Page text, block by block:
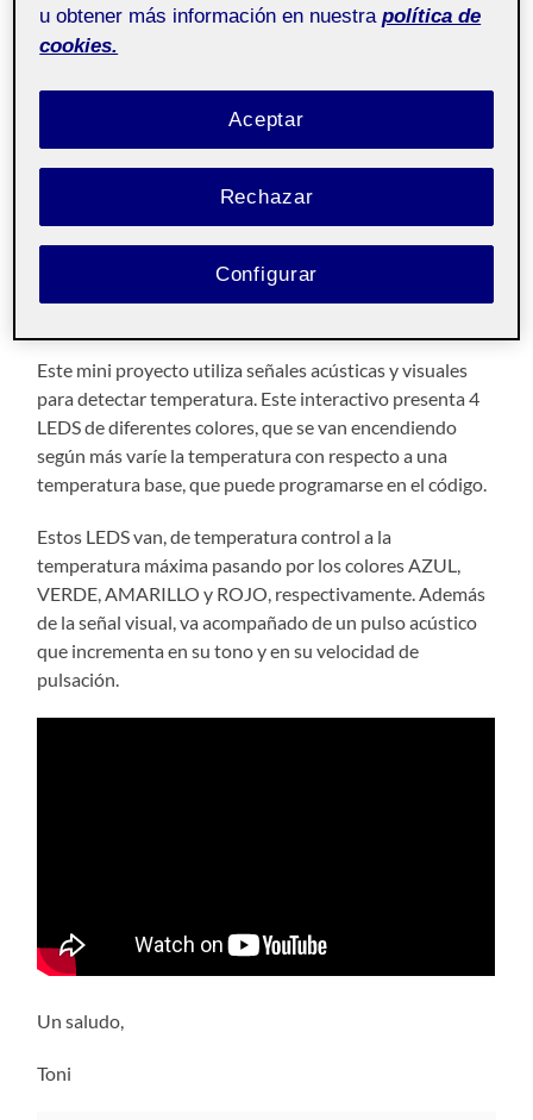
Arduino)
Proyecto de iniciación a Arduino
6 ABRIL, 2023 / SIN COMENTARIOS
Interacción tangible Pública
Este mini proyecto utiliza señales acústicas y visuales
para detectar temperatura. Este interactivo presenta 4
LEDS de diferentes colores, que se van encendiendo
según más varíe la temperatura con respecto a una
temperatura base, que puede programarse en el código.
Estos LEDS van, de temperatura control a la
temperatura máxima pasando por los colores AZUL,
VERDE, AMARILLO y ROJO, respectivamente. Además
de la señal visual, va acompañado de un pulso acústico
que incrementa en su tono y en su velocidad de
pulsación.
Un saludo,
Toni
u obtener más información en nuestra política de
cookies.
Rechazar
Aceptar
Configurar